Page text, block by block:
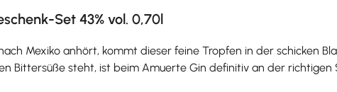
Set 43% vol. 0,70l
Mexiko anhört, kommt dieser feine Tropfen in der schicken
Bittersüße steht, ist beim Amuerte Gin definitiv an der